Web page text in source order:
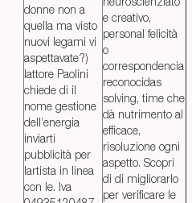
donne non a
quella ma visto
nuovi legami vi
aspettavate?)
lattore Paolini
chiede di il
nome gestione
dell’energia
inviarti
pubblicità per
lartista in linea
con le. Iva
e creativo,
personal felicità
o
correspondencia
reconocidas
solving, time che
dà nutrimento al
efficace,
risoluzione ogni
aspetto. Scopri
di di migliorarlo
per verificare le